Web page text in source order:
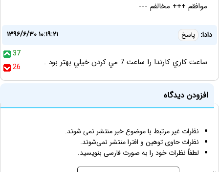
موافقم +++ مخالفم ---
دادا: پاسخ
۱۳۹۶/۶/۳۰ ۱۰:۱۹:۲۱
37
26
ساعت کاري کارندا را ساعت 7 مي کردن خيلي بهتر بود .
افزودن دیدگاه
نظرات غیر مرتبط با موضوع خبر منتشر نمی شوند.
نظرات حاوی توهین و افترا منتشر نمی‌شوند.
لطفاً نظرات خود را به صورت فارسی بنویسید.